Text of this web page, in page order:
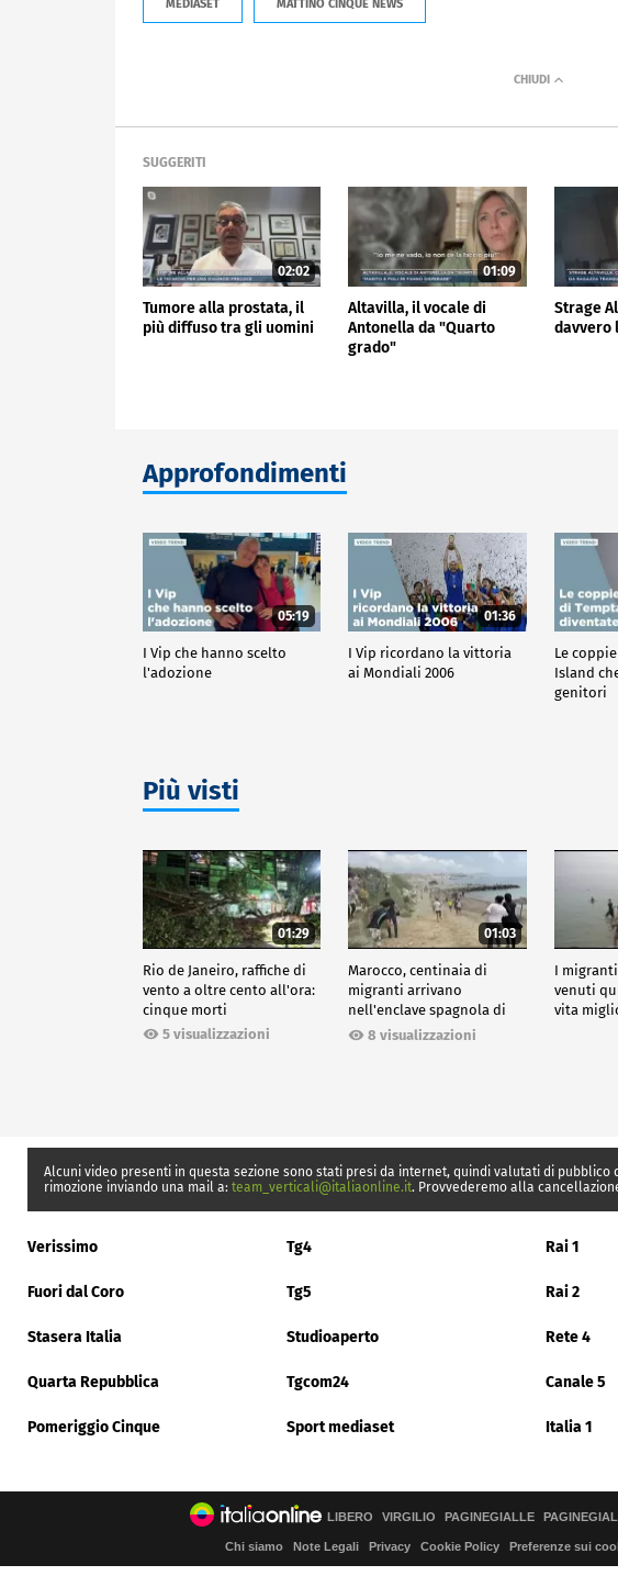
MEDIASET MATTINO CINQUE NEWS
SUGGERITI
02:02
Tumore alla prostata, il
più diffuso tra gli uomini
01:09
Altavilla, il vocale di
Antonella da "Quarto
grado"
Strage
davvero
Approfondimenti
05:19
I Vip che hanno scelto
l'adozione
01:36
I Vip ricordano la vittoria
ai Mondiali 2006
Le
Island
genitori
Più visti
01:29
Rio de Janeiro, raffiche di
vento a oltre cento all'ora:
cinque morti
5 visualizzazioni
01:03
Marocco, centinaia di
migranti arrivano
nell'enclave spagnola di
Ceuta8 visualizzazioni
I
venuti
vita
Alcuni video presenti in questa sezione sono stati presi da internet, quindi valutati di
rimozione inviando una mail a: team_verticali@italiaonline.it. Provvederemo alla
Verissimo Tg4 Rai 1
Fuori dal Coro Tg5 Rai 2
Stasera Italia Studioaperto Rete 4
Quarta Repubblica Tgcom24 Canale 5
Pomeriggio Cinque Sport mediaset Italia 1
LIBERO VIRGILIO PAGINEGIALLE
Chi siamo Note Legali Privacy Cookie Policy Preferenze sui